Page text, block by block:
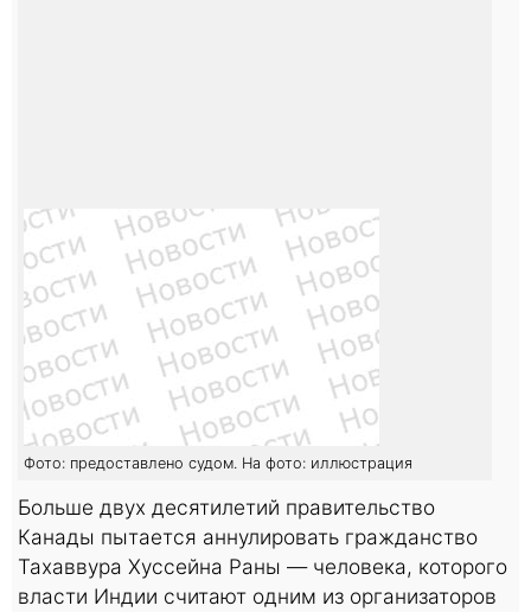
Фото: предоставлено судом. На фото: иллюстрация
Больше двух десятилетий правительство
Канады пытается аннулировать гражданство
Тахаввура Хуссейна Раны — человека, которого
власти Индии считают одним из организаторов